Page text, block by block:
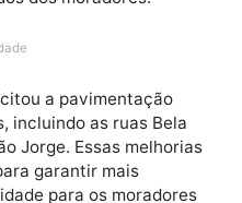
demandas de
Velho. Entre as
e de ruas do Bairro Novo
dos moradores.